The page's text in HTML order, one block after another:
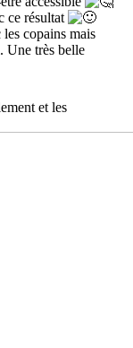
ce résultat
copains mais
Une très belle
et les